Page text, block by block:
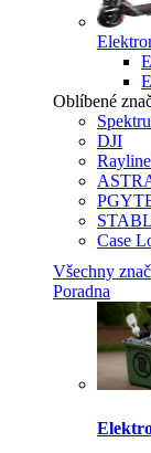
Oblíbené
DJI
Case
Všechny
Poradna